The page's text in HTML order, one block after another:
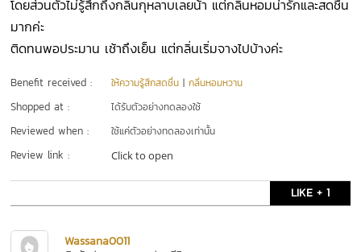
โดยส่วนตัวไม่รู้สึกถึงกลิ่นกุหลาบเลยน้า แต่กลิ่นหอมน่ารักและสดชื่น
มากค่ะ
ติดทนพอประมาน เช้าถึงเย็น แต่กลิ่นเริ่มจางไปบ้างค่ะ
Benefit received : ให้ความรู้สึกสดชื่น |กลิ่นหอมหวาน
Shopped at : ได้รับตัวอย่างทดลองใช้
Reviewed when : ใช้แค่ตัวอย่างทดลองเท่านั้น
Review link : Click to open
LIKE + 1
Wassana0011